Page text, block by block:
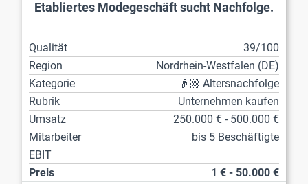
Etabliertes Modegeschäft sucht Nachfolge.
Qualität
39/100
Region
Nordrhein-Westfalen (DE)
Kategorie
👴🏼 Altersnachfolge
Rubrik
Unternehmen kaufen
Umsatz
250.000 € - 500.000 €
Mitarbeiter
bis 5 Beschäftigte
EBIT
Preis
1 € - 50.000 €